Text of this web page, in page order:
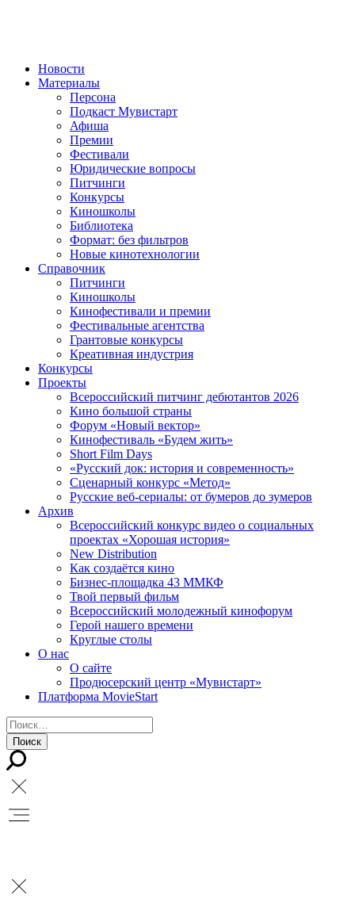
Новости
Материалы
Персона
Подкаст Мувистарт
Афиша
Премии
Фестивали
Юридические вопросы
Питчинги
Конкурсы
Киношколы
Библиотека
Формат: без фильтров
Новые кинотехнологии
Справочник
Питчинги
Киношколы
Кинофестивали и премии
Фестивальные агентства
Грантовые конкурсы
Креативная индустрия
Конкурсы
Проекты
Всероссийский питчинг дебютантов 2026
Кино большой страны
Форум «Новый вектор»
Кинофестиваль «Будем жить»
Short Film Days
«Русский док: история и современность»
Сценарный конкурс «Метод»
Русские веб-сериалы: от бумеров до зумеров
Архив
Всероссийский конкурс видео о социальных
проектах «Хорошая история»
New Distribution
Как создаётся кино
Бизнес-площадка 43 ММКФ
Твой первый фильм
Всероссийский молодежный кинофорум
Герой нашего времени
Круглые столы
О нас
О сайте
Продюсерский центр «Мувистарт»
Платформа MovieStart